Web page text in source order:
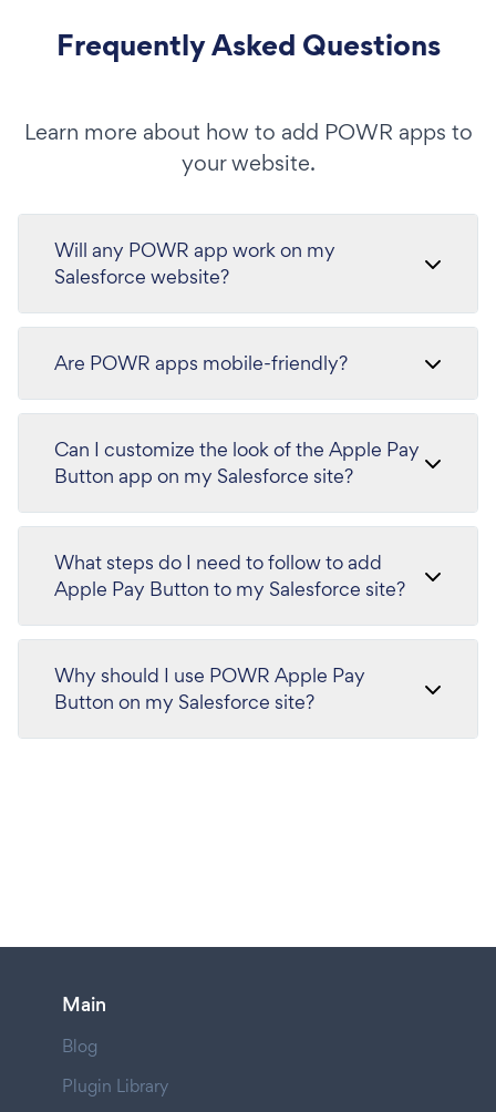
Frequently Asked Questions
Learn more about how to add POWR apps to
your website.
Will any POWR app work on my
Salesforce website?
Are POWR apps mobile-friendly?
Can I customize the look of the Apple Pay
Button app on my Salesforce site?
What steps do I need to follow to add
Apple Pay Button to my Salesforce site?
Why should I use POWR Apple Pay
Button on my Salesforce site?
Main
Blog
Plugin Library